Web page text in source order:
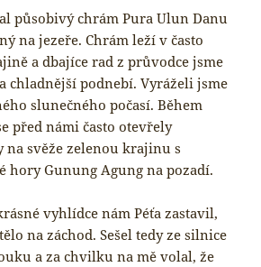
působivý chrám Pura Ulun Danu
na jezeře. Chrám leží v často
a dbajíce rad z průvodce jsme
chladnější podnebí. Vyráželi jsme
slunečného počasí. Během
před námi často otevřely
na svěže zelenou krajinu s
hory Gunung Agung na pozadí.
vyhlídce nám Péťa zastavil,
na záchod. Sešel tedy ze silnice
a za chvilku na mě volal, že